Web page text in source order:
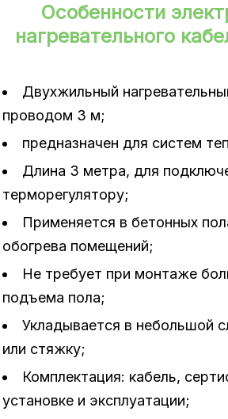
Особенности
нагревательного
Двухжильный
проводом 3 м;
предназначен для систем
Длина 3 метра, для
терморегулятору;
Применяется в бетонных
обогрева помещений;
Не требует при монтаже
подъема пола;
Укладывается в небольшой
или стяжку;
Комплектация: кабель,
установке и эксплуатации;